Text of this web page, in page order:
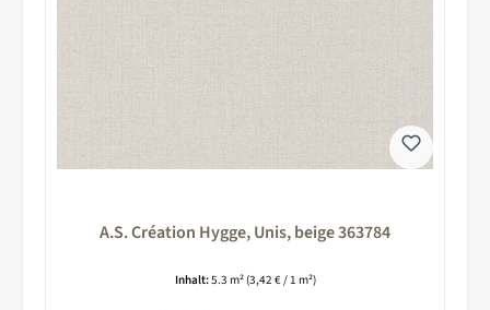
A.S. Création Hygge, Unis, beige 363784
Inhalt:5.3 m² (3,42 € / 1 m²)